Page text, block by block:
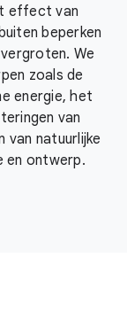
effect van
beperken
We
zoals de
energie, het
van
van natuurlijke
en ontwerp.